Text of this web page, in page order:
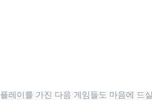
레이를 가진 다음 게임들도 마음에 드